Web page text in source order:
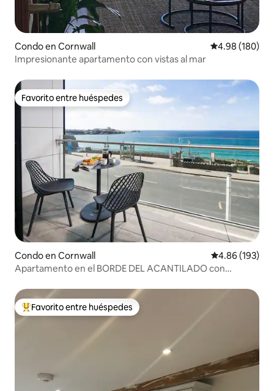
Condo en Cornwall Calificación
4.98 (180)
Impresionante apartamento con vistas al mar
Favorito entre huéspedes
Favorito entre huéspedes
Condo en Cornwall Calificación
4.86 (193)
Apartamento en el BORDE DEL ACANTILADO con
Favorito entre huéspedes preferido
Favorito entre huéspedes